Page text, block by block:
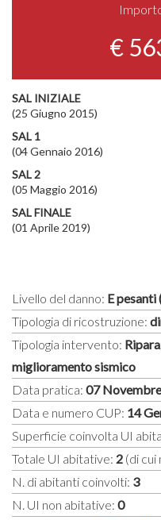
€
SAL INIZIALE
(25 Giugno 2015)
SAL 1
(04 Gennaio 2016)
SAL 2
(05 Maggio 2016)
SAL FINALE
(01 Aprile 2019)
Livello del danno: E pesanti
Tipologia di ricostruzione:
Tipologia intervento:
miglioramento sismico
Data pratica: 07
Data e numero CUP: 14
Superficie coinvolta UI
Totale UI abitative: 2 (di cui
N. di abitanti coinvolti: 3
N. UI non abitative: 0